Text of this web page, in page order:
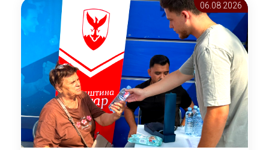
06.08 2026